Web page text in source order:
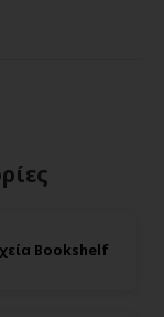
Bookshelf